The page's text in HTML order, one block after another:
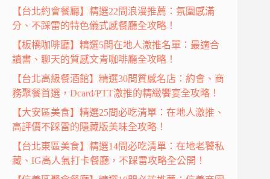
【台北約會餐廳】精選22間浪漫推薦：氛圍感滿
分、不踩雷的特色儀式感餐廳全攻略！
【板橋咖啡廳】精選5間在地人激推名單：最適合
讀書、聊天的質感文青咖啡廳全攻略！
【台北高級餐酒館】精選30間質感名店：約會、商
務聚餐首選，Dcard/PTT激推的精緻饗宴全攻略！
【大安區美食】精選25間必吃清單：在地人激推、
高評價不踩雷的隱藏版美味全攻略！
【台北東區美食】精選14間必吃清單：在地老饕私
藏、IG高人氣打卡餐廳，不踩雷攻略全公開！